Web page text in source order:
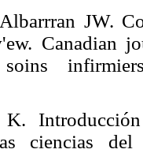
JW.
Canadian
K.
ciencias del